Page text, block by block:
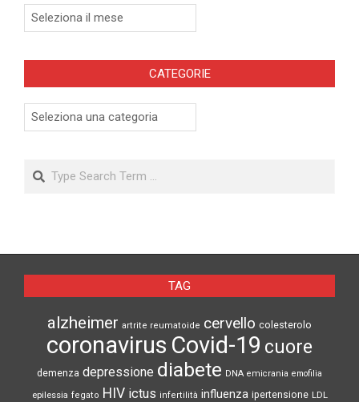
Archivi
CATEGORIE
Categorie
Search
ASSOCIATI AD ASSENZA DI FIGLI IN
ECLISSE TOTALE DEL 12 AGOSTO 2026:
DOVE SI POTRÀ VEDERE
TAG
alzheimer artrite reumatoide cervello colesterolo
coronavirus Covid-19 cuore
demenza depressione diabete DNA emicrania emofilia
epilessia fegato HIV ictus infertilità influenza ipertensione LDL